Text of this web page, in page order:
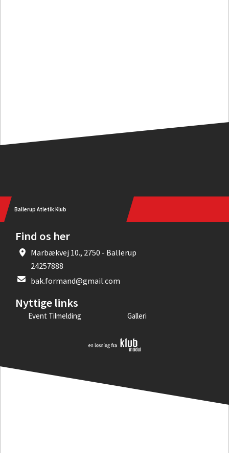
Ballerup Atletik Klub
Find os her
Marbækvej 10., 2750 - Ballerup
24257888
bak.formand@gmail.com
Nyttige links
Event Tilmelding Galleri